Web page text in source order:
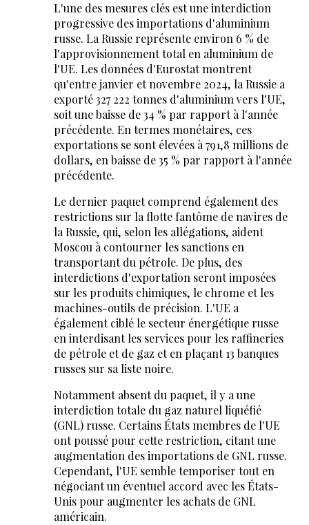
L'une des mesures clés est une interdiction
progressive des importations d'aluminium
russe. La Russie représente environ 6 % de
l'approvisionnement total en aluminium de
l'UE. Les données d'Eurostat montrent
qu'entre janvier et novembre 2024, la Russie a
exporté 327 222 tonnes d'aluminium vers l'UE,
soit une baisse de 34 % par rapport à l'année
précédente. En termes monétaires, ces
exportations se sont élevées à 791,8 millions de
dollars, en baisse de 35 % par rapport à l'année
précédente.
Le dernier paquet comprend également des
restrictions sur la flotte fantôme de navires de
la Russie, qui, selon les allégations, aident
Moscou à contourner les sanctions en
transportant du pétrole. De plus, des
interdictions d'exportation seront imposées
sur les produits chimiques, le chrome et les
machines-outils de précision. L'UE a
également ciblé le secteur énergétique russe
en interdisant les services pour les raffineries
de pétrole et de gaz et en plaçant 13 banques
russes sur sa liste noire.
Notamment absent du paquet, il y a une
interdiction totale du gaz naturel liquéfié
(GNL) russe. Certains États membres de l'UE
ont poussé pour cette restriction, citant une
augmentation des importations de GNL russe.
Cependant, l'UE semble temporiser tout en
négociant un éventuel accord avec les États-
Unis pour augmenter les achats de GNL
américain.